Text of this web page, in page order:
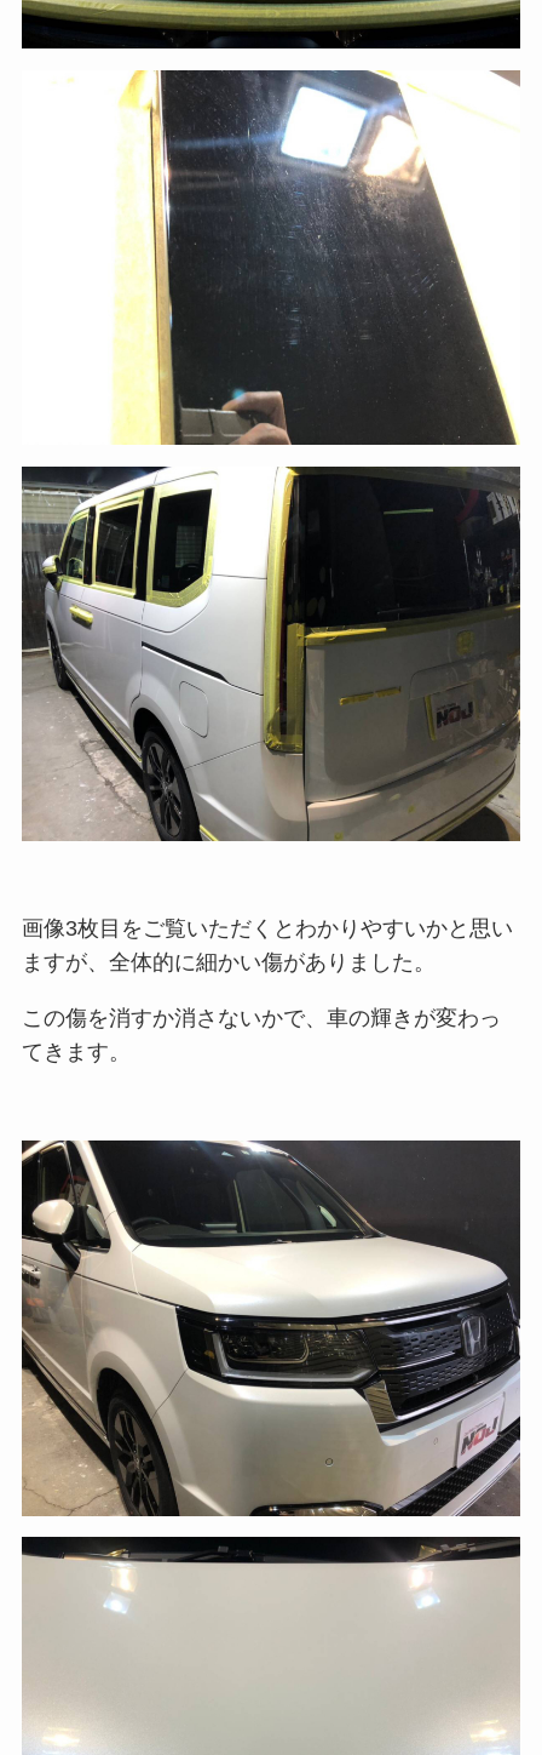
画像3枚目をご覧いただくとわかりやすいかと思い
ますが、全体的に細かい傷がありました。
この傷を消すか消さないかで、車の輝きが変わっ
てきます。